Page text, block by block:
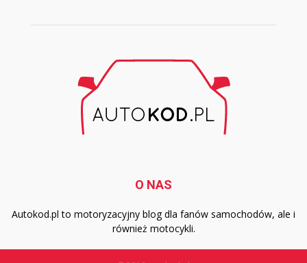
O NAS
Autokod.pl to motoryzacyjny blog dla fanów samochodów, ale i
również motocykli.